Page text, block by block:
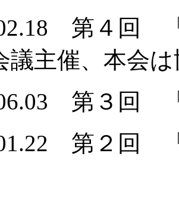
第４回
議主催、本会
第３回
第２回